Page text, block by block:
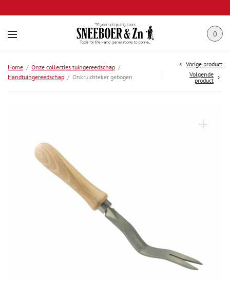
0
Home / Onze collecties tuingereedschap /
Handtuingereedschap / Onkruidsteker gebogen
Vorige product
Volgende
product